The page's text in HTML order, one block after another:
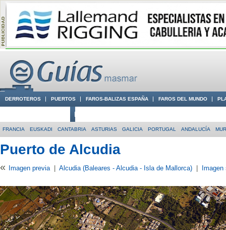
DERROTEROS PUERTOS FAROS-BALIZAS ESPAÑA FAROS DEL MUNDO
FRANCIA EUSKADI CANTABRIA ASTURIAS GALICIA PORTUGAL ANDALUCÍA
Puerto de Alcudia
« Imagen previa | Alcudia (Baleares - Alcudia - Isla de Mallorca) | Imagen